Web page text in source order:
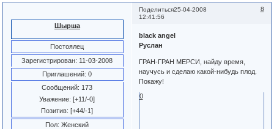
Поделиться 8
25-04-2008
12:41:56
Шырша
Постоялец
Зарегистрирован: 11-03-2008
Приглашений: 0
Сообщений: 173
Уважение: [+11/-0]
Позитив: [+44/-1]
Пол: Женский
black angel
Руслан
ГРАН-ГРАН МЕРСИ, найду время,
научусь и сделаю какой-нибудь плод.
Покажу!
0